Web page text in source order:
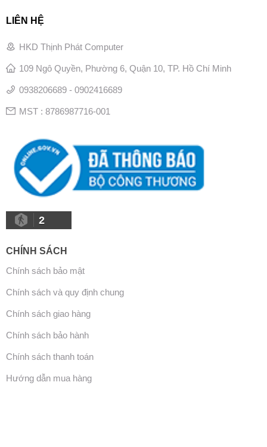
LIÊN HỆ
HKD Thịnh Phát Computer
109 Ngô Quyền, Phường 6, Quận 10, TP. Hồ Chí Minh
0938206689 - 0902416689
MST : 8786987716-001
2
CHÍNH SÁCH
Chính sách bảo mật
Chính sách và quy định chung
Chính sách giao hàng
Chính sách bảo hành
Chính sách thanh toán
Hướng dẫn mua hàng